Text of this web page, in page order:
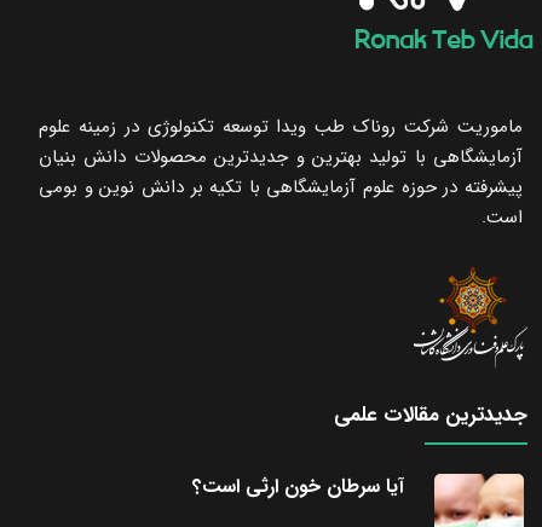
ماموریت شرکت روناک طب ویدا توسعه تکنولوژی در زمینه علوم
آزمایشگاهی با تولید بهترین و جدیدترین محصولات دانش بنیان
پیشرفته در حوزه علوم آزمایشگاهی با تکیه ‌بر دانش نوین و بومی
است.
جدیدترین مقالات علمی
آیا سرطان خون ارثی است؟